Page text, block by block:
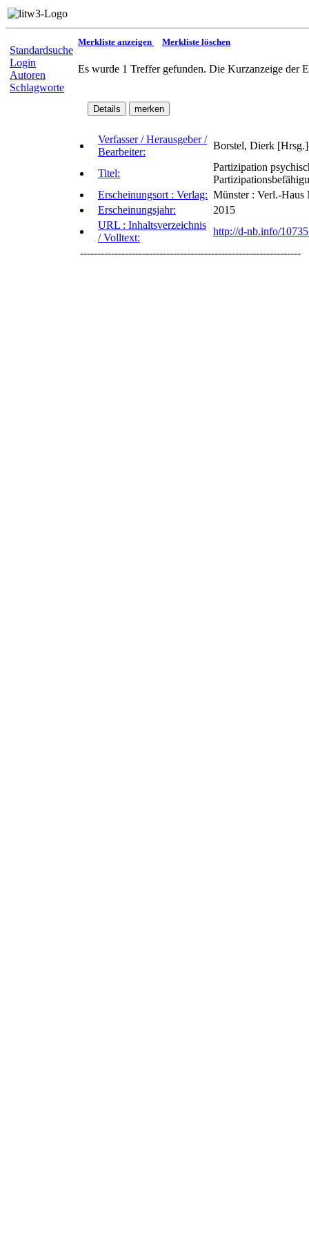
Standardsuche
Login
Autoren
Schlagworte
Merkliste anzeigen Merkliste löschen
Es wurde 1 Treffer gefunden. Die Kurzanzeige der
Verfasser / Herausgeber /
Bearbeiter:
Borstel, Dierk
Titel:
Partizipation
Erscheinungsort : Verlag: Münster : Verl.-Haus
Erscheinungsjahr:
2015
URL : Inhaltsverzeichnis
/ Volltext:
http://d-nb.info/
----------------------------------------------------------------